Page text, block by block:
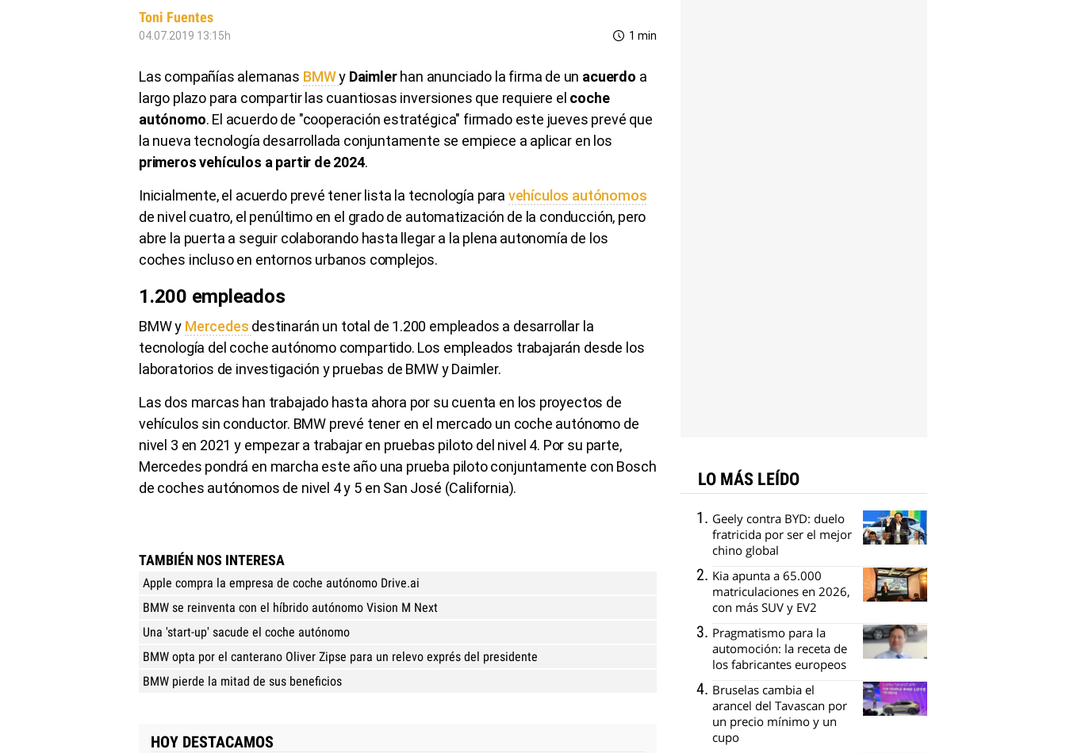
Toni Fuentes
04.07.2019 13:15h 1 min
Las compañías alemanas BMWy Daimlerhan anunciado la firma de un acuerdo a
largo plazo para compartir las cuantiosas inversiones que requiere el coche
autónomo. El acuerdo de "cooperación estratégica" firmado este jueves prevé que
la nueva tecnología desarrollada conjuntamente se empiece a aplicar en los
primeros vehículos a partir de 2024.
Inicialmente, el acuerdo prevé tener lista la tecnología para vehículos autónomos
de nivel cuatro, el penúltimo en el grado de automatización de la conducción, pero
abre la puerta a seguir colaborando hasta llegar a la plena autonomía de los
coches incluso en entornos urbanos complejos.
1.200 empleados
BMW y Mercedes destinarán un total de 1.200 empleados a desarrollar la
tecnología del coche autónomo compartido. Los empleados trabajarán desde los
laboratorios de investigación y pruebas de BMW y Daimler.
Las dos marcas han trabajado hasta ahora por su cuenta en los proyectos de
vehículos sin conductor. BMW prevé tener en el mercado un coche autónomo de
nivel 3 en 2021 y empezar a trabajar en pruebas piloto del nivel 4. Por su parte,
Mercedes pondrá en marcha este año una prueba piloto conjuntamente con Bosch
de coches autónomos de nivel 4 y 5 en San José (California).
TAMBIÉN NOS INTERESA
Apple compra la empresa de coche autónomo Drive.ai
BMW se reinventa con el híbrido autónomo Vision M Next
Una 'start-up' sacude el coche autónomo
BMW opta por el canterano Oliver Zipse para un relevo exprés del presidente
BMW pierde la mitad de sus beneficios
HOY DESTACAMOS
LO MÁS LEÍDO
Geely contra BYD: duelo
fratricida por ser el mejor
chino global
Kia apunta a 65.000
matriculaciones en 2026,
con más SUV y EV2
Pragmatismo para la
automoción: la receta de
los fabricantes europeos
Bruselas cambia el
arancel del Tavascan por
un precio mínimo y un
cupo